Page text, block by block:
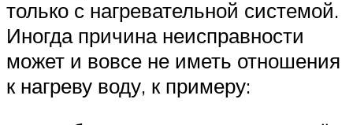
только с нагревательной системой.
Иногда причина неисправности
может и вовсе не иметь отношения
к нагреву воду, к примеру: